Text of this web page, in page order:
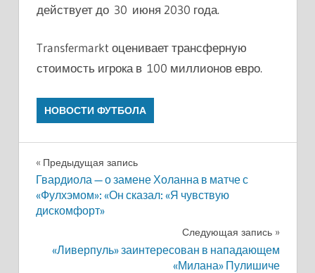
действует до 30 июня 2030 года.
Transfermarkt оценивает трансферную
стоимость игрока в 100 миллионов евро.
НОВОСТИ ФУТБОЛА
Навигация
по
записям
Предыдущая запись
Гвардиола — о замене Холанна в матче с
«Фулхэмом»: «Он сказал: «Я чувствую
дискомфорт»
Следующая запись
«Ливерпуль» заинтересован в нападающем
«Милана» Пулишиче